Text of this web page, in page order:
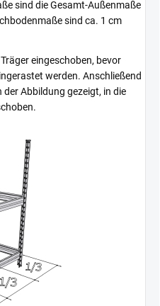
sind die Gesamt-Außenmaße
sind ca. 1 cm
eingeschoben, bevor
werden. Anschließend
Abbildung gezeigt, in die